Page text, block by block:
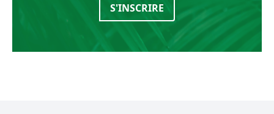
S'INSCRIRE